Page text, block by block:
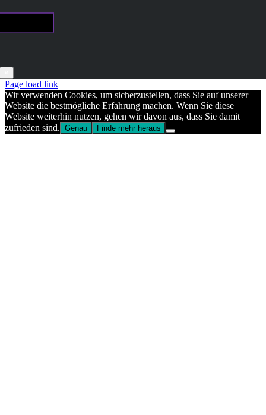
Page load link
Wir verwenden Cookies, um sicherzustellen, dass Sie auf unserer
Website die bestmögliche Erfahrung machen. Wenn Sie diese
Website weiterhin nutzen, gehen wir davon aus, dass Sie damit
zufrieden sind. Genau Finde mehr heraus